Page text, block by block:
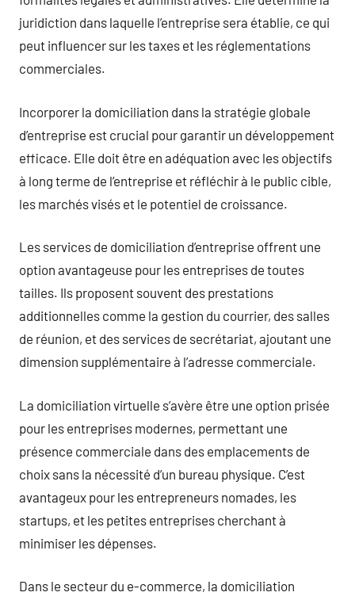
juridiction dans laquelle l’entreprise sera établie, ce qui
peut influencer sur les taxes et les réglementations
commerciales.
Incorporer la domiciliation dans la stratégie globale
d’entreprise est crucial pour garantir un développement
efficace. Elle doit être en adéquation avec les objectifs
à long terme de l’entreprise et réfléchir à le public cible,
les marchés visés et le potentiel de croissance.
Les services de domiciliation d’entreprise offrent une
option avantageuse pour les entreprises de toutes
tailles. Ils proposent souvent des prestations
additionnelles comme la gestion du courrier, des salles
de réunion, et des services de secrétariat, ajoutant une
dimension supplémentaire à l’adresse commerciale.
La domiciliation virtuelle s’avère être une option prisée
pour les entreprises modernes, permettant une
présence commerciale dans des emplacements de
choix sans la nécessité d’un bureau physique. C’est
avantageux pour les entrepreneurs nomades, les
startups, et les petites entreprises cherchant à
minimiser les dépenses.
Dans le secteur du e-commerce, la domiciliation